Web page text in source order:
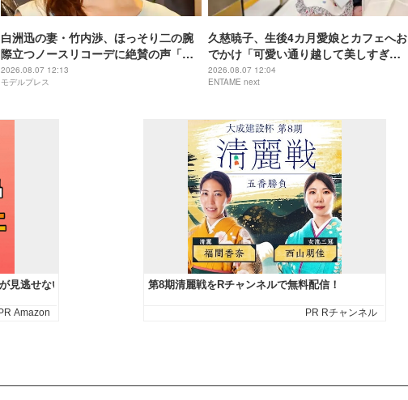
白洲迅の妻・竹内渉、ほっそり二の腕
際立つノースリコーデに絶賛の声「憧
れのスタイル」「大人カジュアルおし
ゃれ」
2026.08.07 12:13
モデルプレス
久慈暁子、生後4カ月愛娘とカフェへお
でかけ「可愛い通り越して美しすぎ
る」
2026.08.07 12:04
ENTAME next